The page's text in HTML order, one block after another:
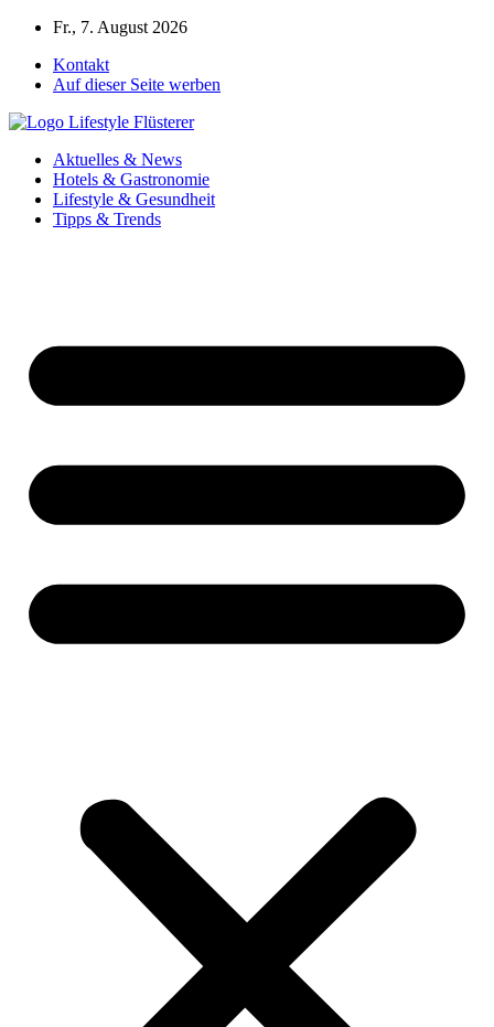
Zum
springen
Fr., 7. August 2026
Kontakt
Auf dieser Seite werben
Aktuelles & News
Hotels & Gastronomie
Lifestyle & Gesundheit
Tipps & Trends